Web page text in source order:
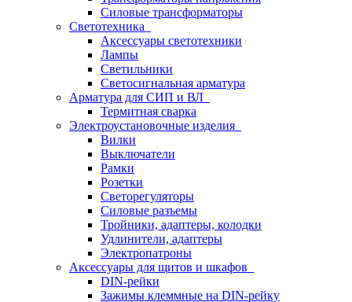
Силовые трансформаторы
Светотехника
Аксессуары светотехники
Лампы
Светильники
Светосигнальная арматура
Арматура для СИП и ВЛ
Термитная сварка
Электроустановочные изделия
Вилки
Выключатели
Рамки
Розетки
Светорегуляторы
Силовые разъемы
Тройники, адаптеры, колодки
Удлинители, адаптеры
Электропатроны
Аксессуары для щитов и шкафов
DIN-рейки
Зажимы клеммные на DIN-рейку